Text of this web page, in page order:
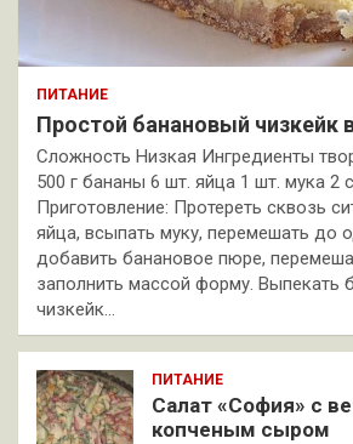
ПИТАНИЕ
Простой банановый чизкейк
Сложность Низкая Ингредиенты
500 г бананы 6 шт. яйца 1 шт. мука 2
Приготовление: Протереть сквозь
яйца, всыпать муку, перемешать до
добавить банановое пюре,
заполнить массой форму. Выпекать
чизкейк…
ПИТАНИЕ
Салат «София» с
копченым сыром